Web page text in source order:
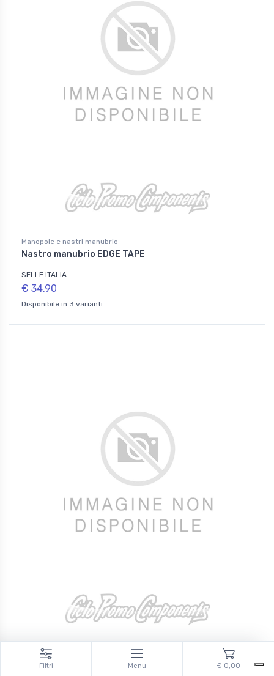
Manopole e nastri manubrio
Nastro manubrio EDGE TAPE
SELLE ITALIA
€ 34,90
Disponibile in 3 varianti
Manopole e nastri manubrio
Nastro manubrio SG-TAPE
Filtri Menu € 0,00